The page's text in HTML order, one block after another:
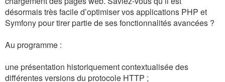
désormais très facile d’optimiser vos applications PHP et
Symfony pour tirer partie de ses fonctionnalités avancées ?
Au programme :
une présentation historiquement contextualisée des
différentes versions du protocole HTTP ;